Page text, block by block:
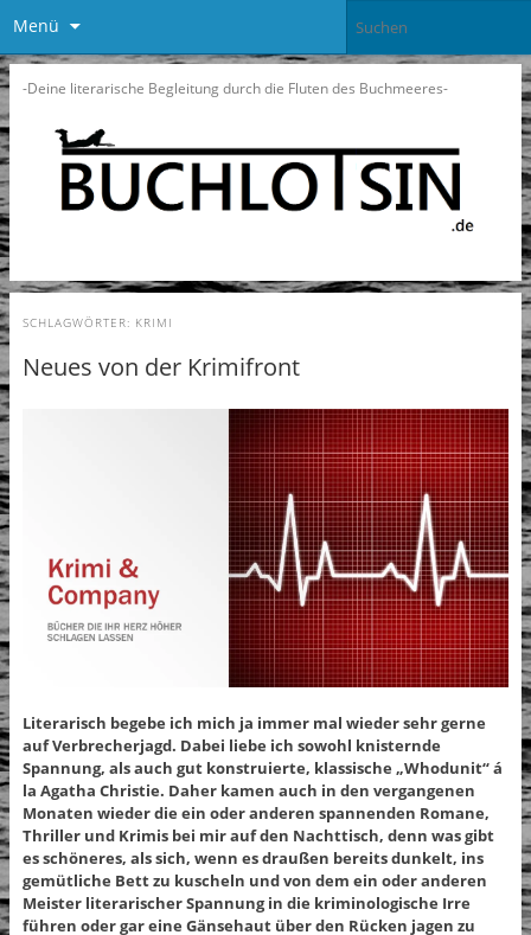
Menü
-Deine literarische Begleitung durch die Fluten des Buchmeeres-
SCHLAGWÖRTER: KRIMI
Neues von der Krimifront
Literarisch begebe ich mich ja immer mal wieder sehr gerne
auf Verbrecherjagd. Dabei liebe ich sowohl knisternde
Spannung, als auch gut konstruierte, klassische „Whodunit“ á
la Agatha Christie. Daher kamen auch in den vergangenen
Monaten wieder die ein oder anderen spannenden Romane,
Thriller und Krimis bei mir auf den Nachttisch, denn was gibt
es schöneres, als sich, wenn es draußen bereits dunkelt, ins
gemütliche Bett zu kuscheln und von dem ein oder anderen
Meister literarischer Spannung in die kriminologische Irre
führen oder gar eine Gänsehaut über den Rücken jagen zu